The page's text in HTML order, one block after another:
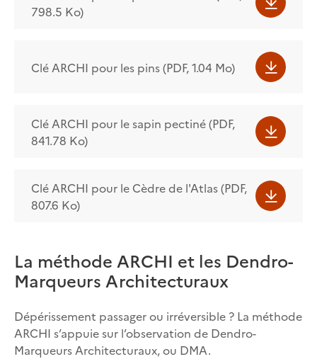
798.5 Ko)
Clé ARCHI pour les pins (PDF, 1.04 Mo)
Clé ARCHI pour le sapin pectiné (PDF,
841.78 Ko)
Clé ARCHI pour le Cèdre de l'Atlas (PDF,
807.6 Ko)
La méthode ARCHI et les Dendro-
Marqueurs Architecturaux
Dépérissement passager ou irréversible ? La méthode
ARCHI s’appuie sur l’observation de Dendro-
Marqueurs Architecturaux, ou DMA.